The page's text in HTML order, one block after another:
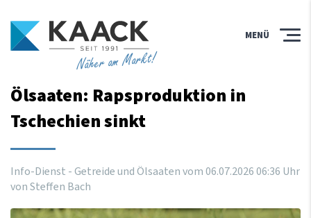
Näher am Markt!
MENÜ
Ölsaaten: Rapsproduktion in
Tschechien sinkt
Info-Dienst - Getreide und Ölsaaten vom06.07.202606:36 Uhr
von Steffen Bach